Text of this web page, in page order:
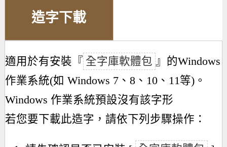
造字下載
適用於有安裝『 全字庫軟體包 』的Windows
作業系統(如 Windows 7、8、10、11等)。
Windows 作業系統預設沒有該字形
若您要下載此造字，請依下列步驟操作：